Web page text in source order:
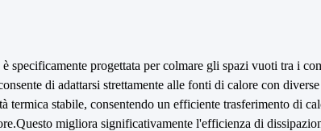
specificamente progettata per colmare gli spazi vuoti tra i
di adattarsi strettamente alle fonti di calore con
termica stabile, consentendo un efficiente trasferimento di
migliora significativamente l'efficienza di